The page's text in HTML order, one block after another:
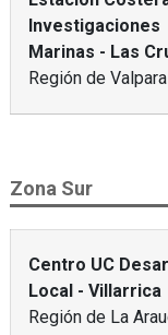
Investigaciones
Marinas - Las
Región de
Zona Sur
Centro UC
Local - Villarrica
Región de La